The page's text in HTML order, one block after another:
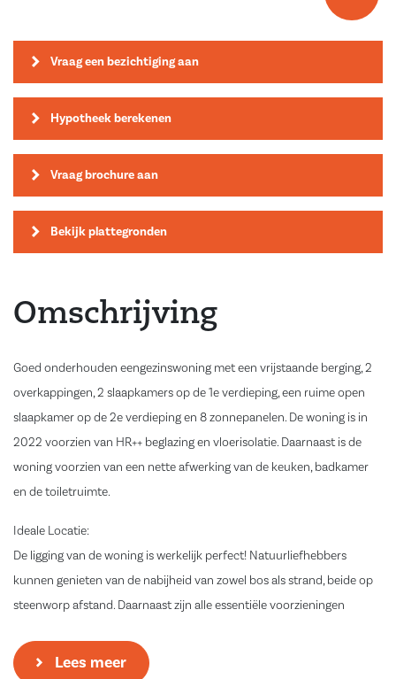
Vraag een bezichtiging aan
Hypotheek berekenen
Vraag brochure aan
Bekijk plattegronden
Omschrijving
Goed onderhouden eengezinswoning met een vrijstaande berging, 2
overkappingen, 2 slaapkamers op de 1e verdieping, een ruime open
slaapkamer op de 2e verdieping en 8 zonnepanelen. De woning is in
2022 voorzien van HR++ beglazing en vloerisolatie. Daarnaast is de
woning voorzien van een nette afwerking van de keuken, badkamer
en de toiletruimte.
Ideale Locatie:
De ligging van de woning is werkelijk perfect! Natuurliefhebbers
kunnen genieten van de nabijheid van zowel bos als strand, beide op
steenworp afstand. Daarnaast zijn alle essentiële voorzieningen
winkelcentrum van Zeewolde bevinden zich op loopafstand. Hierdoor
Lees meer